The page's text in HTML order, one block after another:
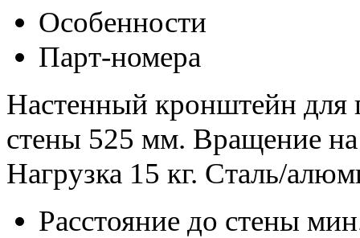
Особенности
Парт-номера
Настенный кронштейн для
стены 525 мм. Вращение
Нагрузка 15 кг. Сталь/
Расстояние до стены